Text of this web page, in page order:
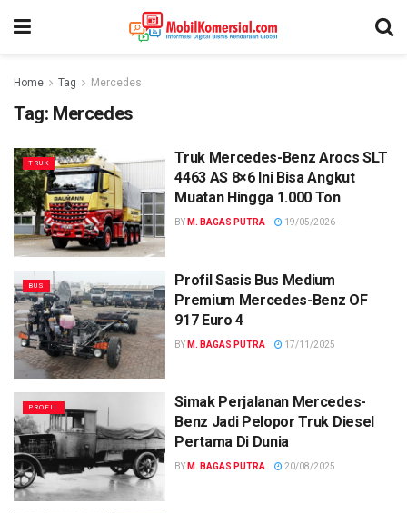
Home Tag Mercedes
Tag: Mercedes
TRUK
Truk Mercedes-Benz Arocs SLT
4463 AS 8×6 Ini Bisa Angkut
Muatan Hingga 1.000 Ton
BY M. BAGAS PUTRA 19/05/2026
BUS
Profil Sasis Bus Medium
Premium Mercedes-Benz OF
917 Euro 4
BY M. BAGAS PUTRA 17/11/2025
PROFIL
Simak Perjalanan Mercedes-
Benz Jadi Pelopor Truk Diesel
Pertama Di Dunia
BY M. BAGAS PUTRA 20/08/2025